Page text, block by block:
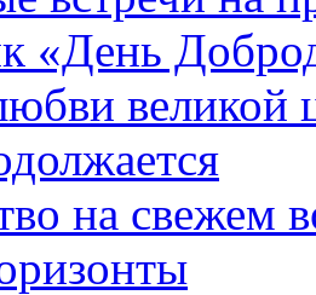
«День
великой
на свежем